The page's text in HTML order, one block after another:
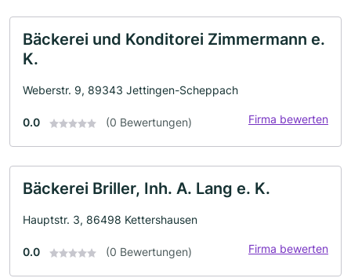
Bäckerei und Konditorei Zimmermann e.
K.
Weberstr. 9, 89343 Jettingen-Scheppach
0.0 (0 Bewertungen) Firma bewerten
Bäckerei Briller, Inh. A. Lang e. K.
Hauptstr. 3, 86498 Kettershausen
0.0 (0 Bewertungen) Firma bewerten